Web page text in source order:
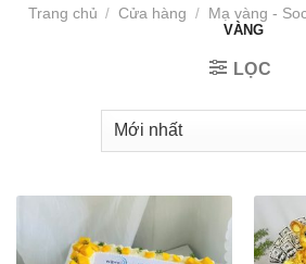
Trang chủ / Cửa hàng / Mạ vàng -
VÀNG
LỌC